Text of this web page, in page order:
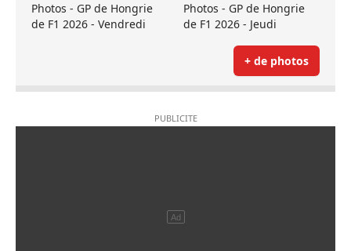
Photos - GP de Hongrie
de F1 2026 - Vendredi
Photos - GP de Hongrie
de F1 2026 - Jeudi
+ de photos